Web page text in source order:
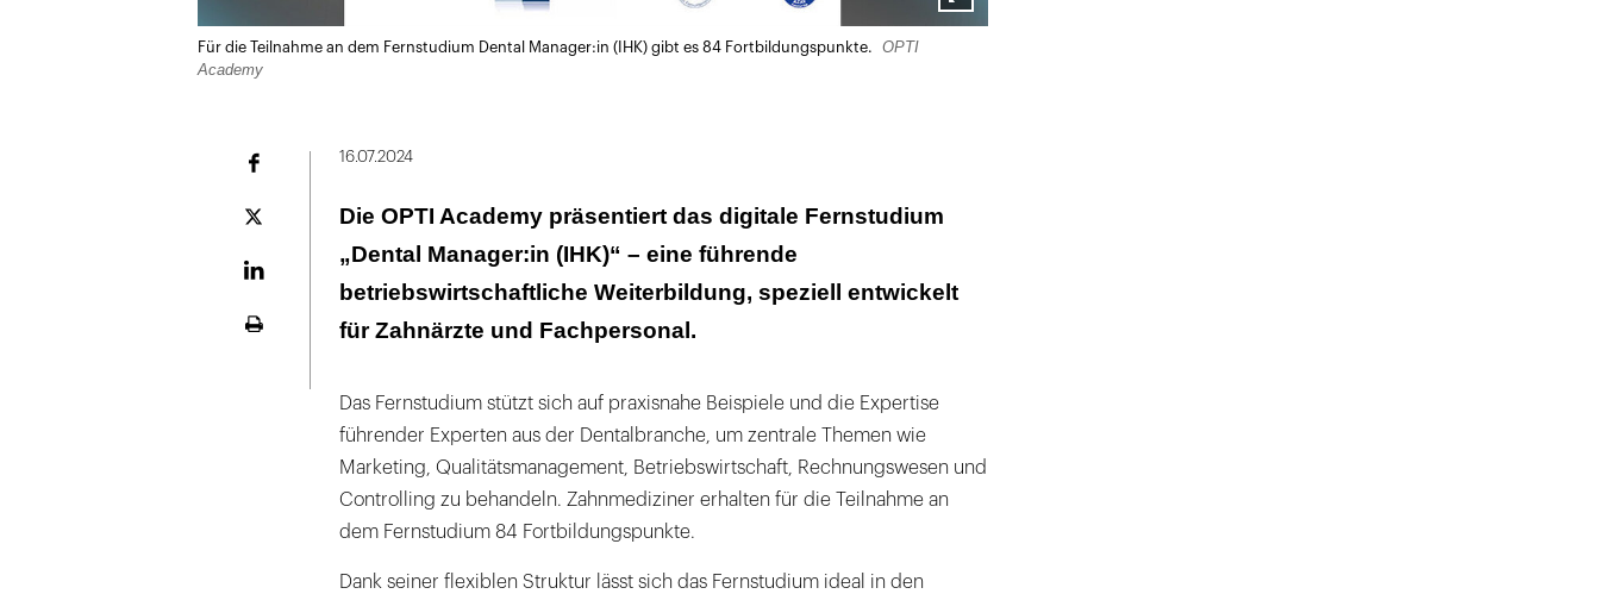
Lightbox
Für die Teilnahme an dem Fernstudium Dental Manager:in (IHK) gibt es 84 Fortbildungspunkte.
OPTI
Academy
Plattform
16.07.2024
Die OPTI Academy präsentiert das digitale Fernstudium
„Dental Manager:in (IHK)“ – eine führende
betriebswirtschaftliche Weiterbildung, speziell entwickelt
für Zahnärzte und Fachpersonal.
Das Fernstudium stützt sich auf praxisnahe Beispiele und die Expertise
führender Experten aus der Dentalbranche, um zentrale Themen wie
Marketing, Qualitätsmanagement, Betriebswirtschaft, Rechnungswesen und
Controlling zu behandeln. Zahnmediziner erhalten für die Teilnahme an
dem Fernstudium 84 Fortbildungspunkte.
Dank seiner flexiblen Struktur lässt sich das Fernstudium ideal in den